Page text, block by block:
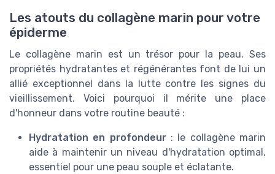
Les atouts du collagène marin pour votre
épiderme
Le collagène marin est un trésor pour la peau. Ses
propriétés hydratantes et régénérantes font de lui un
allié exceptionnel dans la lutte contre les signes du
vieillissement. Voici pourquoi il mérite une place
d'honneur dans votre routine beauté :
Hydratation en profondeur: le collagène marin
aide à maintenir un niveau d'hydratation optimal,
essentiel pour une peau souple et éclatante.